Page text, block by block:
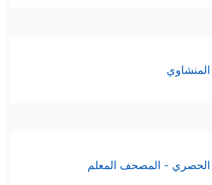
الحصري - المصحف المعلم